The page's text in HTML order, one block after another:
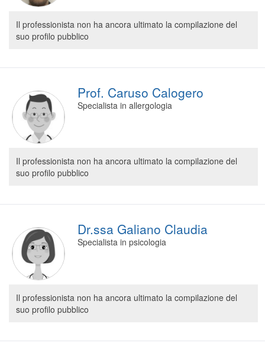
Il professionista non ha ancora ultimato la compilazione del
suo profilo pubblico
Prof. Caruso Calogero
Specialista in allergologia
Il professionista non ha ancora ultimato la compilazione del
suo profilo pubblico
Dr.ssa Galiano Claudia
Specialista in psicologia
Il professionista non ha ancora ultimato la compilazione del
suo profilo pubblico